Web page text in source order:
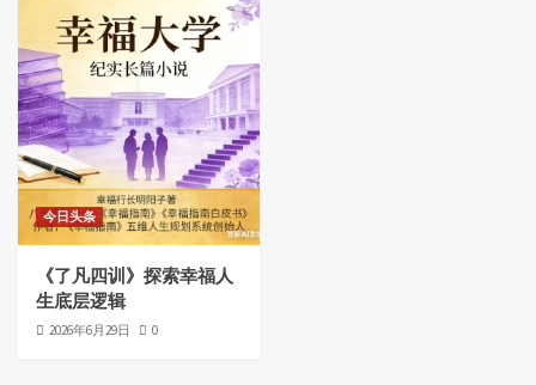
今日头条
《了凡四训》探索幸福人
生底层逻辑
2026年6月29日 0